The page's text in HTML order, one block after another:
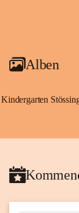
Alben
Kindergarten